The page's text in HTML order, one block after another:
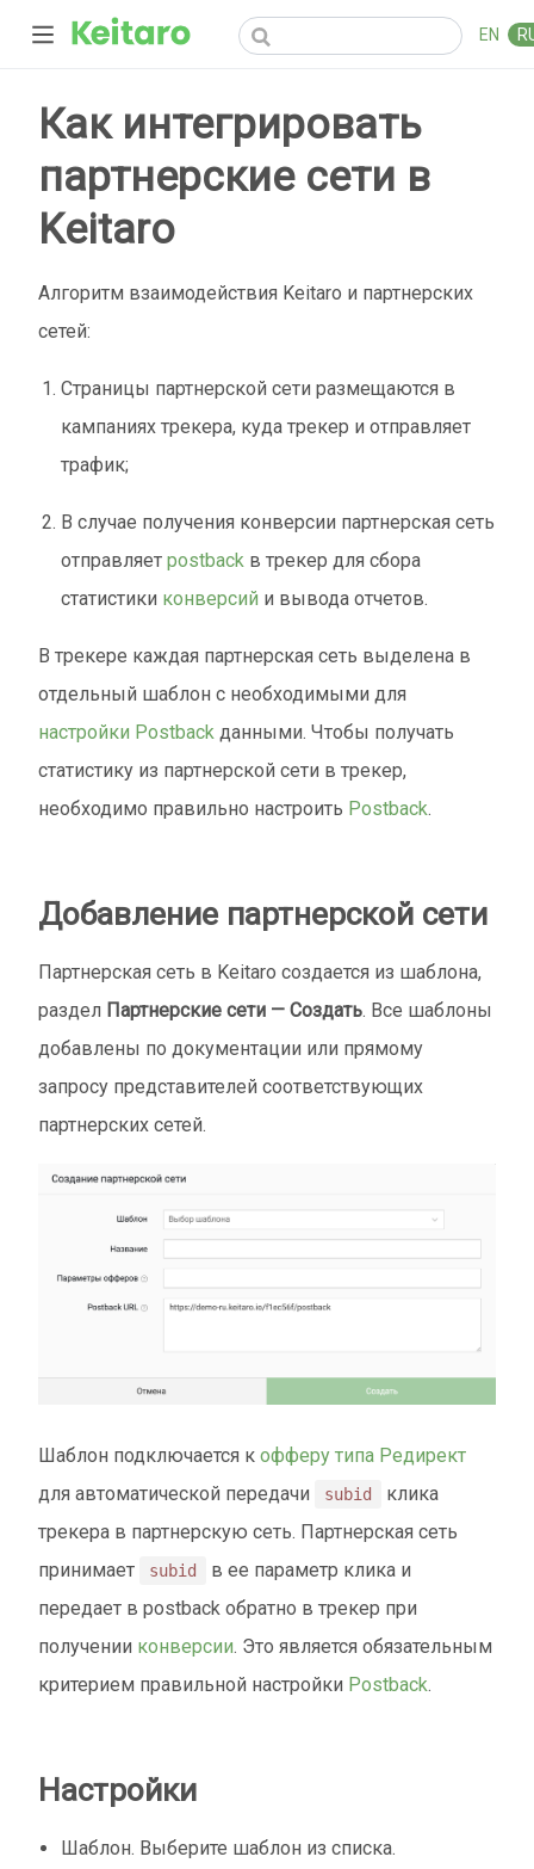
EN
Как интегрировать
партнерские сети в
Keitaro
Алгоритм взаимодействия Keitaro и партнерских
сетей:
Страницы партнерской сети размещаются в
кампаниях трекера, куда трекер и отправляет
трафик;
В случае получения конверсии партнерская сеть
отправляетpostback в трекер для сбора
статистики конверсий и вывода отчетов.
В трекере каждая партнерская сеть выделена в
отдельный шаблон с необходимыми для
настройки Postback данными. Чтобы получать
статистику из партнерской сети в трекер,
необходимо правильно настроить Postback.
Добавление партнерской сети
Партнерская сеть в Keitaro создается из шаблона,
раздел Партнерские сети — Создать. Все шаблоны
добавлены по документации или прямому
запросу представителей соответствующих
партнерских сетей.
Шаблон подключается к офферу типа Редирект
для автоматической передачи
subid
клика
трекера в партнерскую сеть. Партнерская сеть
принимает
subid
в ее параметр клика и
передает в postback обратно в трекер при
получении конверсии. Это является обязательным
критерием правильной настройки Postback.
Настройки
Шаблон. Выберите шаблон из списка.